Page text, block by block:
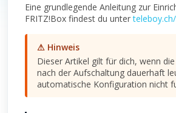
Eine grundlegende Anleitung zur
FRITZ!Box findest du unter
⚠ Hinweis
Dieser Artikel gilt für dich, wenn
nach der Aufschaltung dauerhaft
automatische Konfiguration nicht